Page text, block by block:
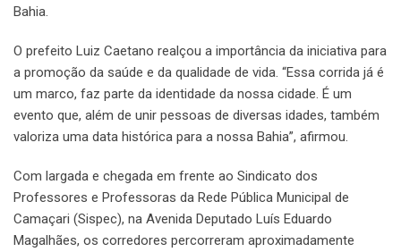
Bahia.
O prefeito Luiz Caetano realçou a importância da iniciativa para
a promoção da saúde e da qualidade de vida. “Essa corrida já é
um marco, faz parte da identidade da nossa cidade. É um
evento que, além de unir pessoas de diversas idades, também
valoriza uma data histórica para a nossa Bahia”, afirmou.
Com largada e chegada em frente ao Sindicato dos
Professores e Professoras da Rede Pública Municipal de
Camaçari (Sispec), na Avenida Deputado Luís Eduardo
Magalhães, os corredores percorreram aproximadamente